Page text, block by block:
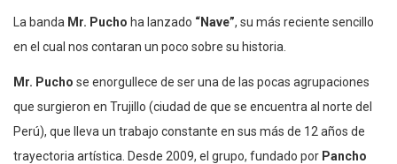
La banda Mr. Pucho ha lanzado “Nave”, su más reciente sencillo
en el cual nos contaran un poco sobre su historia.
Mr. Pucho se enorgullece de ser una de las pocas agrupaciones
que surgieron en Trujillo (ciudad de que se encuentra al norte del
Perú), que lleva un trabajo constante en sus más de 12 años de
trayectoria artística. Desde 2009, el grupo, fundado por Pancho